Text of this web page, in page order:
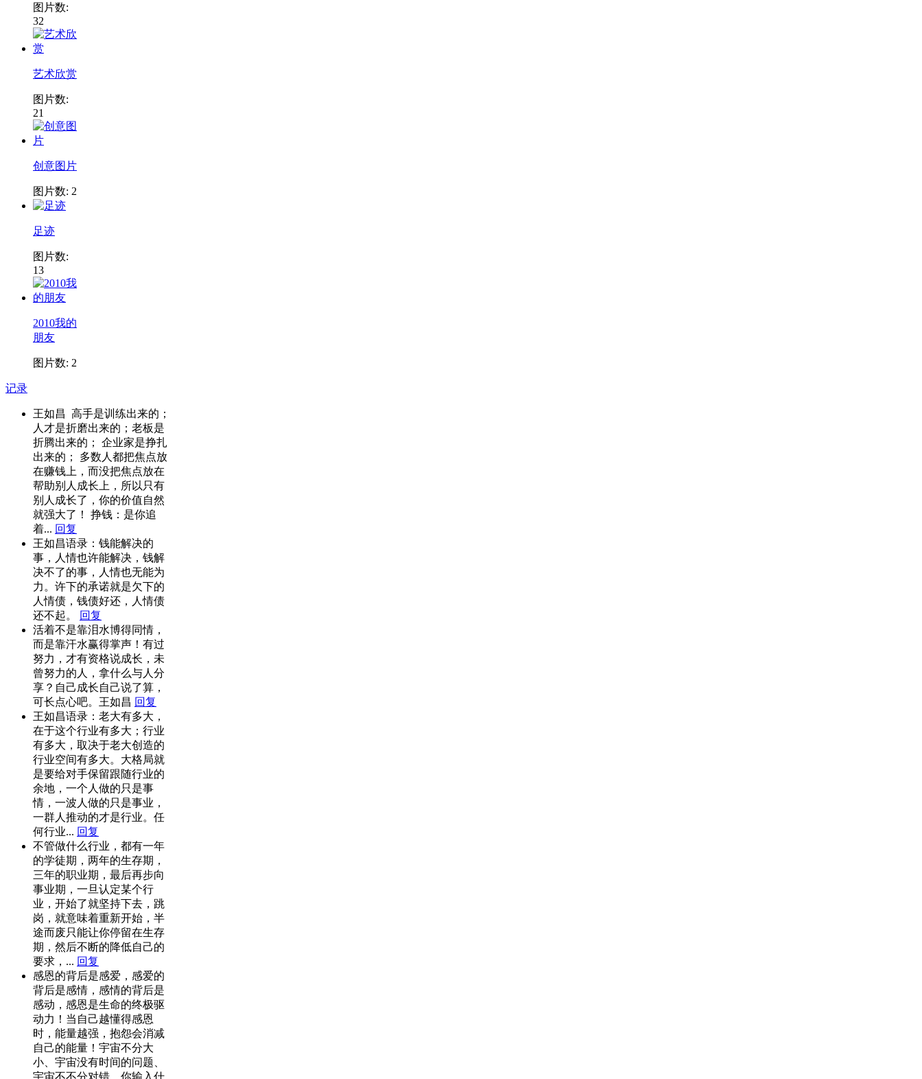
图片数:
32
艺术欣赏
图片数:
21
创意图片
图片数: 2
足迹
图片数:
13
2010我的
朋友
图片数: 2
记录
王如昌 高手是训练出来的；
人才是折磨出来的；老板是
折腾出来的； 企业家是挣扎
出来的； 多数人都把焦点放
在赚钱上，而没把焦点放在
帮助别人成长上，所以只有
别人成长了，你的价值自然
就强大了！ 挣钱：是你追
着... 回复
王如昌语录：钱能解决的
事，人情也许能解决，钱解
决不了的事，人情也无能为
力。许下的承诺就是欠下的
人情债，钱债好还，人情债
还不起。
回复
活着不是靠泪水博得同情，
而是靠汗水赢得掌声！有过
努力，才有资格说成长，未
曾努力的人，拿什么与人分
享？自己成长自己说了算，
可长点心吧。王如昌 回复
王如昌语录：老大有多大，
在于这个行业有多大；行业
有多大，取决于老大创造的
行业空间有多大。大格局就
是要给对手保留跟随行业的
余地，一个人做的只是事
情，一波人做的只是事业，
一群人推动的才是行业。任
何行业... 回复
不管做什么行业，都有一年
的学徒期，两年的生存期，
三年的职业期，最后再步向
事业期，一旦认定某个行
业，开始了就坚持下去，跳
岗，就意味着重新开始，半
途而废只能让你停留在生存
期，然后不断的降低自己的
要求，... 回复
感恩的背后是感爱，感爱的
背后是感情，感情的背后是
感动，感恩是生命的终极驱
动力！当自己越懂得感恩
时，能量越强，抱怨会消减
自己的能量！宇宙不分大
小、宇宙没有时间的问题、
宇宙不不分对错，你输入什